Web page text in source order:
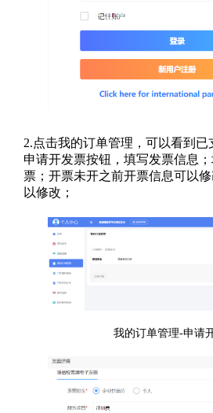
2.点击我的订单管理，可以看到
申请开发票按钮，填写发票信息
票；开票未开之前开票信息可以
以修改；
我的订单管理-申请